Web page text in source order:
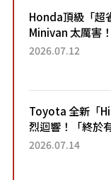
Honda頂級「超
Minivan 太厲害
「真皮座椅」與
「三...
2026.07.12
Toyota 全新「
烈迴響！「終於
了！」「哪個等
2026.07.14